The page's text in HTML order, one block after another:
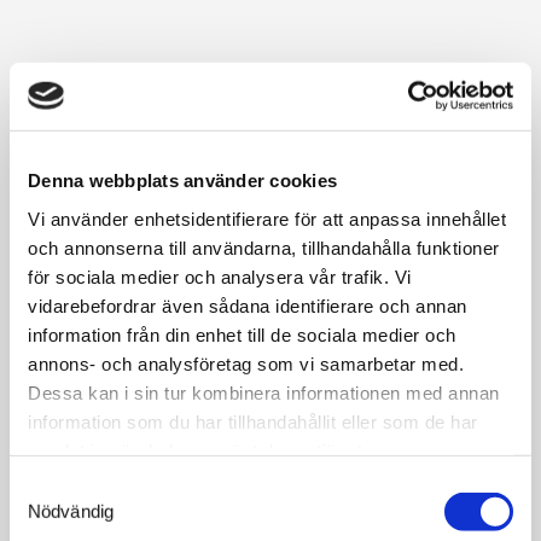
Denna webbplats använder cookies
Vi använder enhetsidentifierare för att anpassa innehållet
och annonserna till användarna, tillhandahålla funktioner
för sociala medier och analysera vår trafik. Vi
vidarebefordrar även sådana identifierare och annan
information från din enhet till de sociala medier och
annons- och analysföretag som vi samarbetar med.
Dessa kan i sin tur kombinera informationen med annan
information som du har tillhandahållit eller som de har
Nödvändig
Våra slagportar är robusta och tåliga,vilket gör dem
motståndskraftiga mot tuffa väderförhållanden och
slitage över tiden. De kräver minimalt underhåll och är
kostnadseffektiva i jämförelse med andra porttyper.
AJABs slagportar kan storleksanpassas efter specifika
behov.
​Oavsett om du driver ett lantbruk, behöver en praktisk
garageport för ditt hem eller söker en pålitlig port för
din industrifastighet, så är AJABs slagportar ett
utmärkt val. Med sin användarvänlighet och låga
behov.